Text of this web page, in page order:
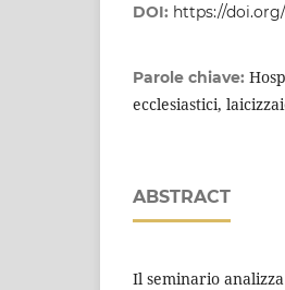
DOI: https://doi.org/
Parole chiave:
ecclesiastici,
ABSTRACT
Il seminario